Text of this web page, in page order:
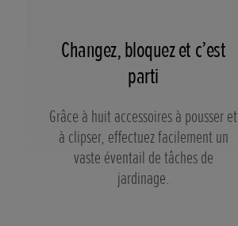
Changez, bloquez et c’est
parti
Grâce à huit accessoires à pousser et
à clipser, effectuez facilement un
vaste éventail de tâches de
jardinage.